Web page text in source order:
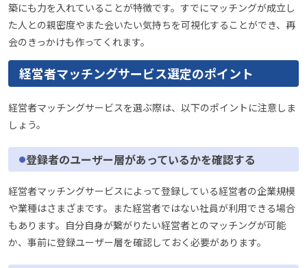
築にも力を入れていることが特徴です。すでにマッチングが成立し
た人との親密度やまた会いたい気持ちを可視化することができ、再
会のきっかけも作ってくれます。
経営者マッチングサービス選定のポイント
経営者マッチングサービスを選ぶ際は、以下のポイントに注意しま
しょう。
登録者のユーザー層があっているかを確認する
経営者マッチングサービスによって登録している経営者の企業規模
や業種はさまざまです。また経営者ではない社員が利用できる場合
もあります。自分自身が繋がりたい経営者とのマッチングが可能
か、事前に登録ユーザー層を確認しておく必要があります。